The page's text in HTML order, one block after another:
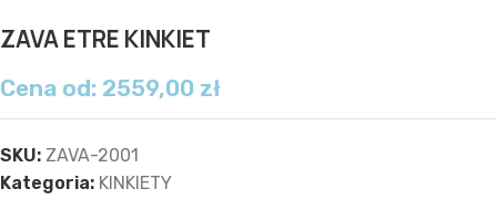
ZAVA ETRE KINKIET
Cena od: 2559,00 zł
SKU: ZAVA-2001
Kategoria: KINKIETY